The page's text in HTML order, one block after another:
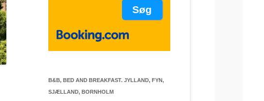
B&B, BED AND BREAKFAST. JYLLAND, FYN,
SJÆLLAND, BORNHOLM